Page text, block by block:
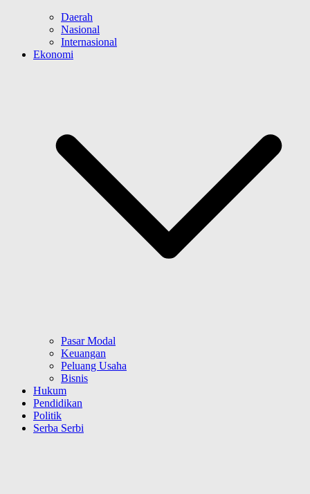
Daerah
Nasional
Internasional
Ekonomi
Pasar Modal
Keuangan
Peluang Usaha
Bisnis
Hukum
Pendidikan
Politik
Serba Serbi